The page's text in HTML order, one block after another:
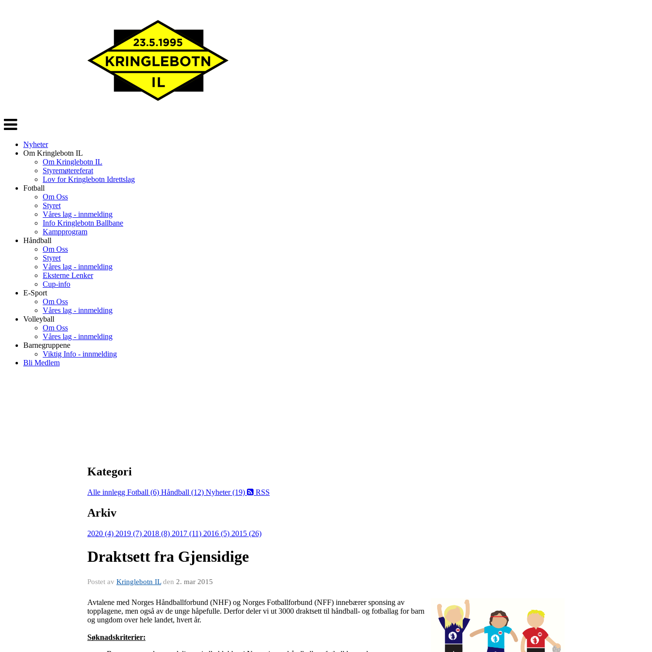
Veksle
navigasjon
Nyheter
Om Kringlebotn IL
Om Kringlebotn IL
Styremøtereferat
Lov for Kringlebotn Idrettslag
Fotball
Om Oss
Styret
Våres lag - innmelding
Info Kringlebotn Ballbane
Kampprogram
Håndball
Om Oss
Styret
Våres lag - innmelding
Eksterne Lenker
Cup-info
E-Sport
Om Oss
Våres lag - innmelding
Volleyball
Om Oss
Våres lag - innmelding
Barnegruppene
Viktig Info - innmelding
Bli Medlem
Kategori
Alle innlegg Fotball (6) Håndball (12) Nyheter (19) RSS
Arkiv
2020 (4) 2019 (7) 2018 (8) 2017 (11) 2016 (5) 2015 (26)
Draktsett fra Gjensidige
Postet av Kringlebotn ILden 2. mar 2015
Avtalene med Norges Håndballforbund (NHF) og Norges Fotballforbund (NFF) innebærer sponsing av
toppIagene, men også av de unge håpefulle. Derfor deler vi ut 3000 draktsett til håndball- og fotballag for barn
og ungdom over hele landet, hvert år.
Søknadskriterier: